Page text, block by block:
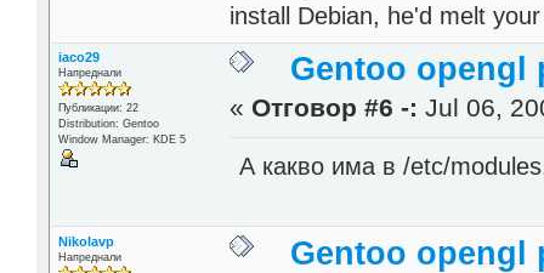
install Debian, he'd melt
iaco29
Напреднали
Публикации: 22
Distribution: Gentoo
Window Manager: KDE 5
Gentoo opengl
« Отговор #6 -: Jul 06,
А какво има в /etc/
Nikolavp
Напреднали Gentoo opengl